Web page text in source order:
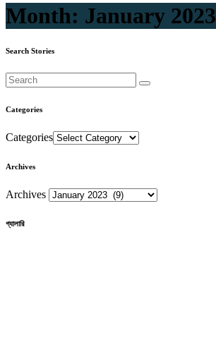
Month: January 2023
Search Stories
Categories
Categories
Archives
Archives
গ্যালারি